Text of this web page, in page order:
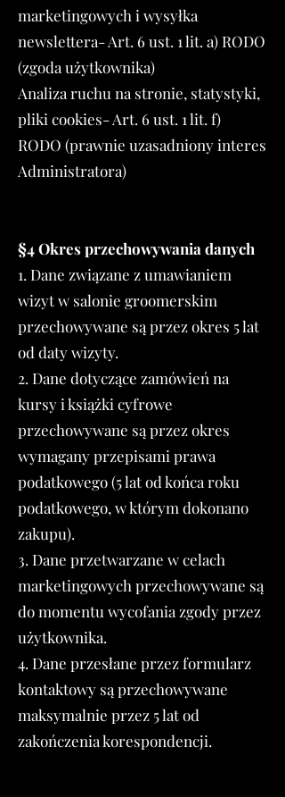
marketingowych i wysyłka
newslettera- Art. 6 ust. 1 lit. a) RODO
(zgoda użytkownika)
Analiza ruchu na stronie, statystyki,
pliki cookies- Art. 6 ust. 1 lit. f)
RODO (prawnie uzasadniony interes
Administratora)
§4 Okres przechowywania danych
1. Dane związane z umawianiem
wizyt w salonie groomerskim
przechowywane są przez okres 5 lat
od daty wizyty.
2. Dane dotyczące zamówień na
kursy i książki cyfrowe
przechowywane są przez okres
wymagany przepisami prawa
podatkowego (5 lat od końca roku
podatkowego, w którym dokonano
zakupu).
3. Dane przetwarzane w celach
marketingowych przechowywane są
do momentu wycofania zgody przez
użytkownika.
4. Dane przesłane przez formularz
kontaktowy są przechowywane
maksymalnie przez 5 lat od
zakończenia korespondencji.